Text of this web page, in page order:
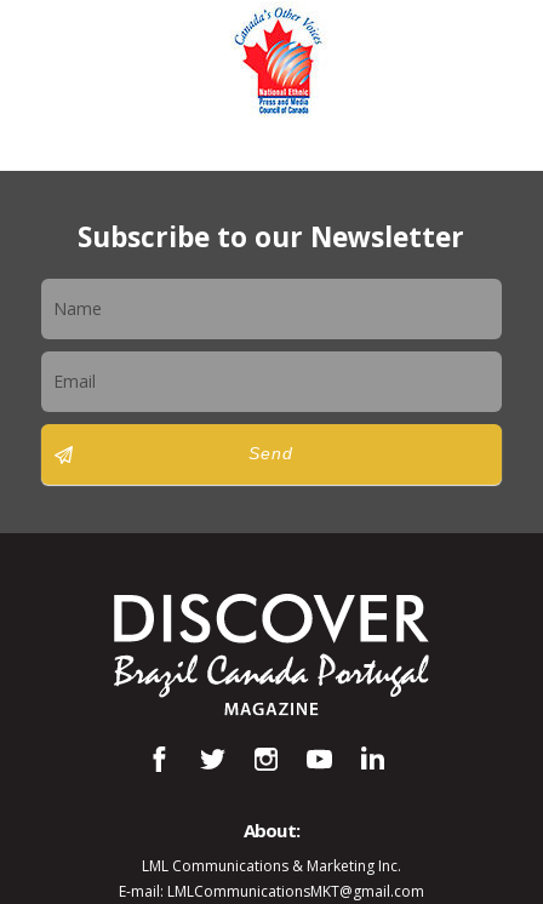
Subscribe to our Newsletter
Send
About:
LML Communications & Marketing Inc.
E-mail: LMLCommunicationsMKT@gmail.com